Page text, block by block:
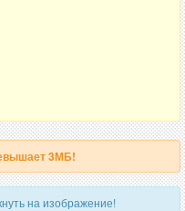
3МБ!
на изображение!